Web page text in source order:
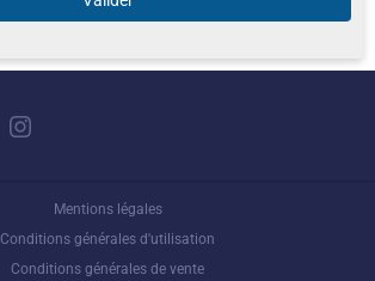
Mentions légales
Conditions générales d'utilisation
Conditions générales de vente